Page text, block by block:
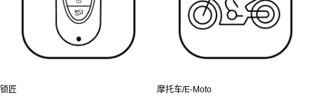
锁匠 摩托车/E-Moto